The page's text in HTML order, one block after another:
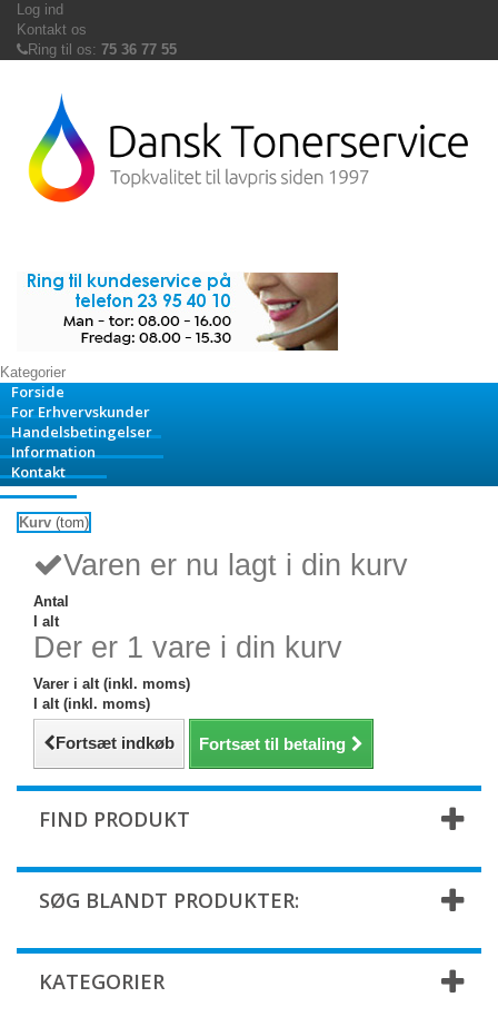
Log ind
Kontakt os
Ring til os: 75 36 77 55
Kategorier
Forside
For Erhvervskunder
Handelsbetingelser
Information
Kontakt
Kurv (tom)
Varen er nu lagt i din kurv
Antal
I alt
Der er 1 vare i din kurv
Varer i alt (inkl. moms)
I alt (inkl. moms)
Fortsæt indkøb Fortsæt til betaling
FIND PRODUKT
SØG BLANDT PRODUKTER:
KATEGORIER